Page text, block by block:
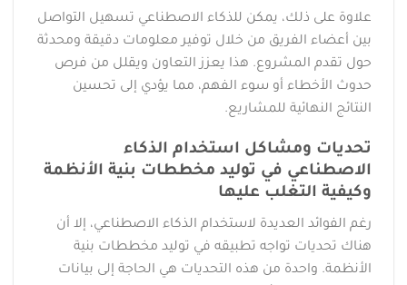
علاوة على ذلك، يمكن للذكاء الاصطناعي تسهيل التواصل
بين أعضاء الفريق من خلال توفير معلومات دقيقة ومحدثة
حول تقدم المشروع. هذا يعزز التعاون ويقلل من فرص
حدوث الأخطاء أو سوء الفهم، مما يؤدي إلى تحسين
النتائج النهائية للمشاريع.
تحديات ومشاكل استخدام الذكاء
الاصطناعي في توليد مخططات بنية الأنظمة
وكيفية التغلب عليها
رغم الفوائد العديدة لاستخدام الذكاء الاصطناعي، إلا أن
هناك تحديات تواجه تطبيقه في توليد مخططات بنية
الأنظمة. واحدة من هذه التحديات هي الحاجة إلى بيانات